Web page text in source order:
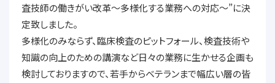
査技師の働きがい改革～多様化する業務への対応～”に決
定致しました。
多様化のみならず、臨床検査のピットフォール、検査技術や
知識の向上のための講演など日々の業務に生かせる企画も
検討しておりますので、若手からベテランまで幅広い層の皆